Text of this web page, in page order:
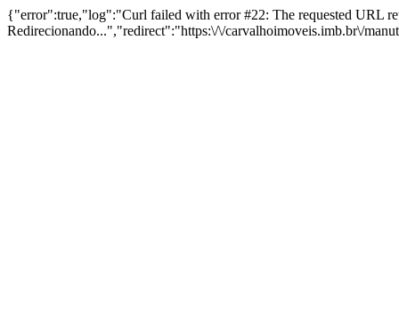
{"error":true,"log":"Curl failed with error #22: The requested URL
Redirecionando...","redirect":"https:\/\/carvalhoimoveis.imb.br\/